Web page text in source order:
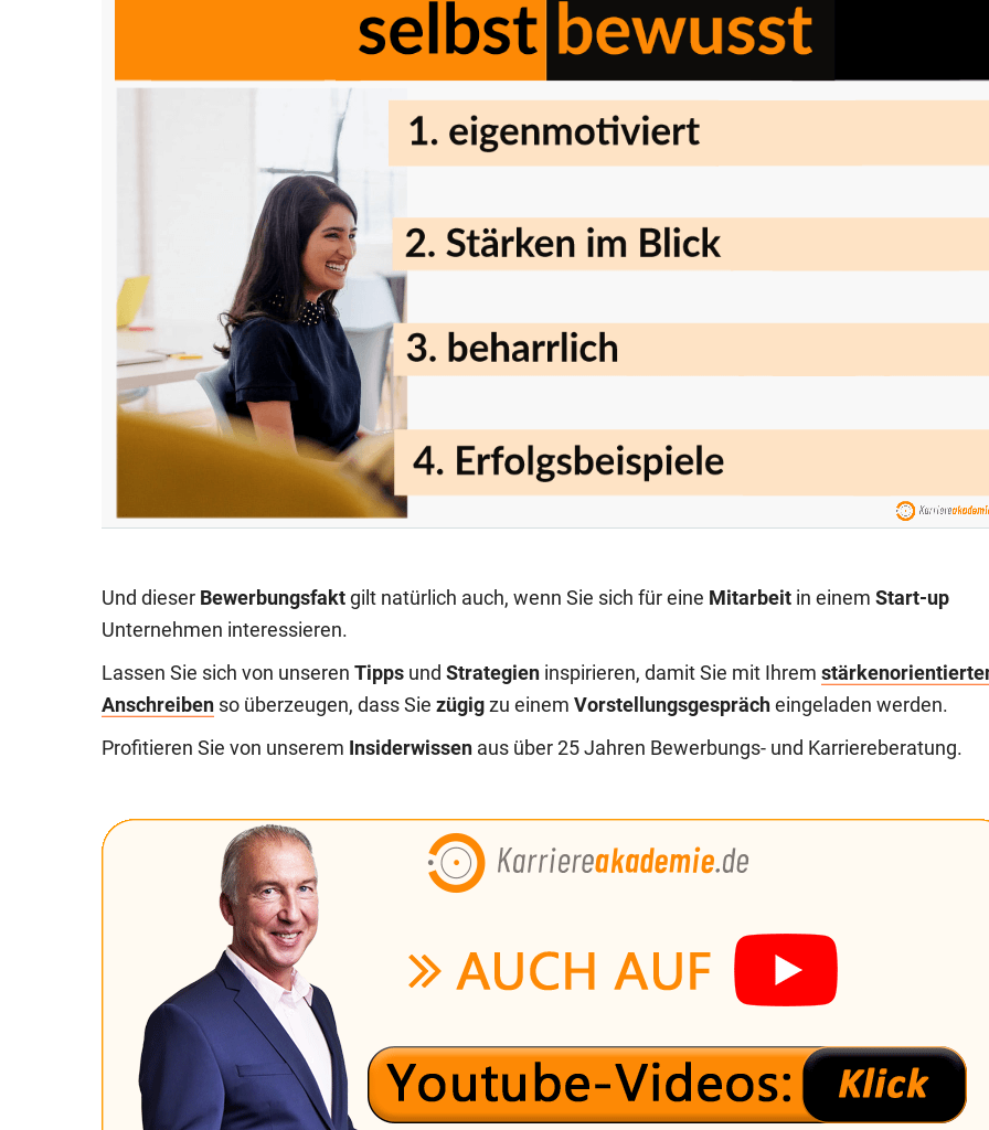
Und dieser Bewerbungsfakt gilt natürlich auch, wenn Sie sich für eine Mitarbeit in einem Start-up
Unternehmen interessieren.
Lassen Sie sich von unseren Tipps und Strategien inspirieren, damit Sie mit Ihrem
Anschreiben so überzeugen, dass Sie zügig zu einem Vorstellungsgespräch eingeladen werden.
Profitieren Sie von unserem Insiderwissen aus über 25 Jahren Bewerbungs- und Karriereberatung.